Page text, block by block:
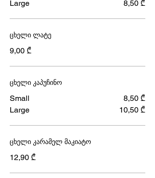
Large
8,50 ₾
ცხელი ლატე
9,00 ₾
ცხელი კაპუჩინო
Small
8,50 ₾
Large
10,50 ₾
ცხელი კარამელ მაკიატო
12,90 ₾